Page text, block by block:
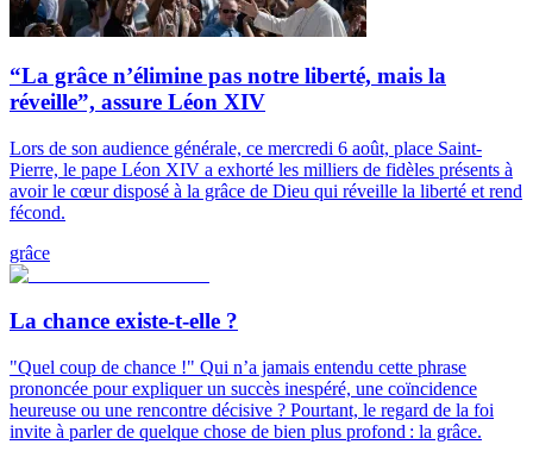
“La grâce n’élimine pas notre liberté, mais la
réveille”, assure Léon XIV
Lors de son audience générale, ce mercredi 6 août, place Saint-
Pierre, le pape Léon XIV a exhorté les milliers de fidèles présents à
avoir le cœur disposé à la grâce de Dieu qui réveille la liberté et rend
fécond.
grâce
La chance existe-t-elle ?
"Quel coup de chance !" Qui n’a jamais entendu cette phrase
prononcée pour expliquer un succès inespéré, une coïncidence
heureuse ou une rencontre décisive ? Pourtant, le regard de la foi
invite à parler de quelque chose de bien plus profond : la grâce.